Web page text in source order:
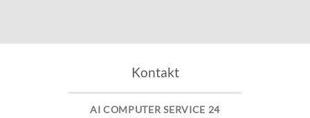
Kontakt
AI COMPUTER SERVICE 24